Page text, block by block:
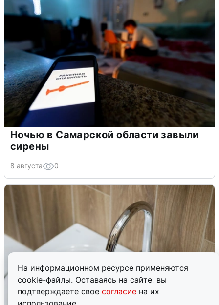
На информационном ресурсе применяются
cookie-файлы. Оставаясь на сайте, вы
подтверждаете свое согласие на их
использование.
Ночью в Самарской области завыли
сирены
8 августа 0